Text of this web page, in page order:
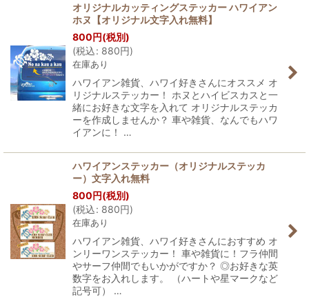
オリジナルカッティングステッカー ハワイアン
ホヌ【オリジナル文字入れ無料】
800円(税別)
(税込: 880円)
在庫あり
ハワイアン雑貨、ハワイ好きさんにオススメ オ
リジナルステッカー！ ホヌとハイビスカスと一
緒にお好きな文字を入れて オリジナルステッカ
ーを作成しませんか？ 車や雑貨、なんでもハワ
イアンに！ …
ハワイアンステッカー（オリジナルステッカ
ー）文字入れ無料
800円(税別)
(税込: 880円)
在庫あり
ハワイアン雑貨、ハワイ好きさんにおすすめ オ
ンリーワンステッカー！ 車や雑貨に！フラ仲間
やサーフ仲間でもいかがですか？ ◎お好きな英
数字をお入れします。 （ハートや星マークなど
記号可） …